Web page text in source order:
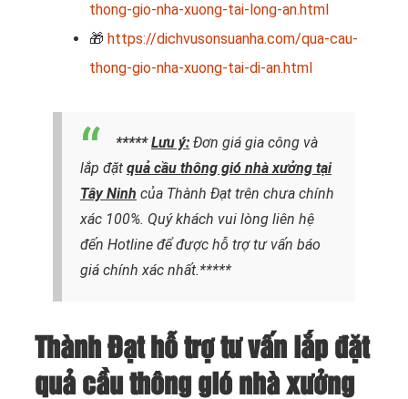
thong-gio-nha-xuong-tai-long-an.html
🎁 https://dichvusonsuanha.com/qua-cau-
thong-gio-nha-xuong-tai-di-an.html
*****Lưu ý: Đơn giá gia công và
lắp đặt quả cầu thông gió nhà xưởng tại
Tây Ninh của Thành Đạt trên chưa chính
xác 100%. Quý khách vui lòng liên hệ
đến Hotline để được hỗ trợ tư vấn báo
giá chính xác nhất.*****
Thành Đạt hỗ trợ tư vấn lắp đặt
quả cầu thông gió nhà xưởng